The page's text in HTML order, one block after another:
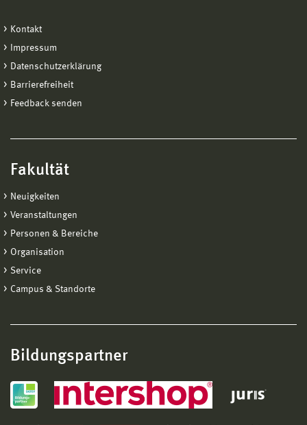
Kontakt
Impressum
Datenschutzerklärung
Barrierefreiheit
Feedback senden
Fakultät
Neuigkeiten
Veranstaltungen
Personen & Bereiche
Organisation
Service
Campus & Standorte
Bildungspartner